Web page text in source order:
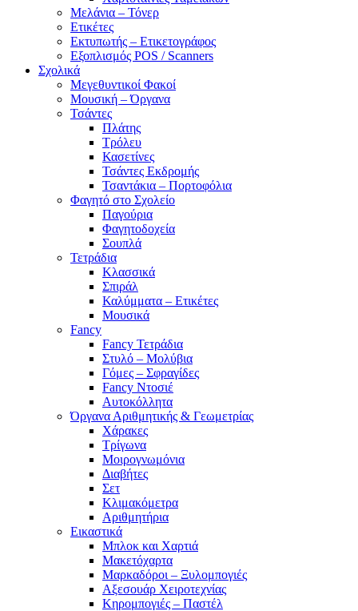
Μελάνια – Τόνερ
Ετικέτες
Εκτυπωτής – Ετικετογράφος
Εξοπλισμός POS / Scanners
Σχολικά
Μεγεθυντικοί Φακοί
Μουσική – Όργανα
Τσάντες
Πλάτης
Τρόλευ
Κασετίνες
Τσάντες Εκδρομής
Τσαντάκια – Πορτοφόλια
Φαγητό στο Σχολείο
Παγούρια
Φαγητοδοχεία
Σουπλά
Τετράδια
Κλασσικά
Σπιράλ
Καλύμματα – Ετικέτες
Μουσικά
Fancy
Fancy Τετράδια
Στυλό – Μολύβια
Γόμες – Σφραγίδες
Fancy Ντοσιέ
Αυτοκόλλητα
Όργανα Αριθμητικής & Γεωμετρίας
Χάρακες
Τρίγωνα
Mοιρογνωμόνια
Διαβήτες
Σετ
Κλιμακόμετρα
Αριθμητήρια
Εικαστικά
Μπλοκ και Χαρτιά
Μακετόχαρτα
Μαρκαδόροι – Ξυλομπογιές
Αξεσουάρ Χειροτεχνίας
Κηρομπογιές – Παστέλ